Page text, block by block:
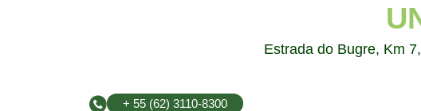
Estrada do Bugre, Km
+ 55 (62) 3110-8300